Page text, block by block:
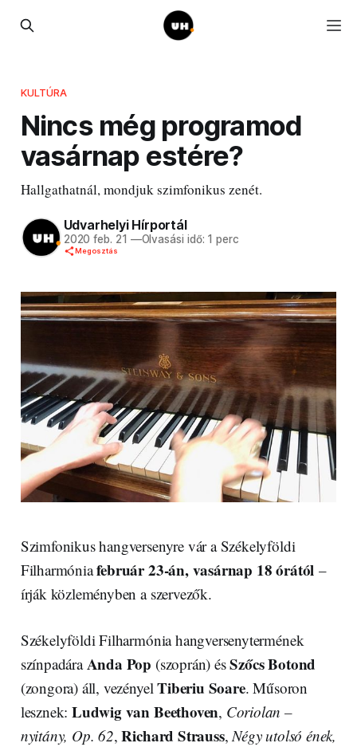
KULTÚRA
Nincs még programod
vasárnap estére?
Hallgathatnál, mondjuk szimfonikus zenét.
Udvarhelyi Hírportál
2020 feb. 21 —Olvasási idő: 1 perc
Megosztás
Szimfonikus hangversenyre vár a Székelyföldi
Filharmóniafebruár 23-án, vasárnap 18 órától –
írják közleményben a szervezők.
Székelyföldi Filharmónia hangversenytermének
színpadáraAnda Pop (szoprán) ésSzőcs Botond
(zongora) áll, vezényelTiberiu Soare. Műsoron
lesznek: Ludwig van Beethoven, Coriolan –
nyitány, Op. 62,Richard Strauss, Négy utolsó ének,